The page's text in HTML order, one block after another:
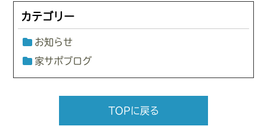
カテゴリー
お知らせ
家サポブログ
TOPに戻る